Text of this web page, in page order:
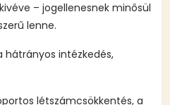
– jogellenesnek minősül
lenne.
intézkedés,
létszámcsökkentés, a